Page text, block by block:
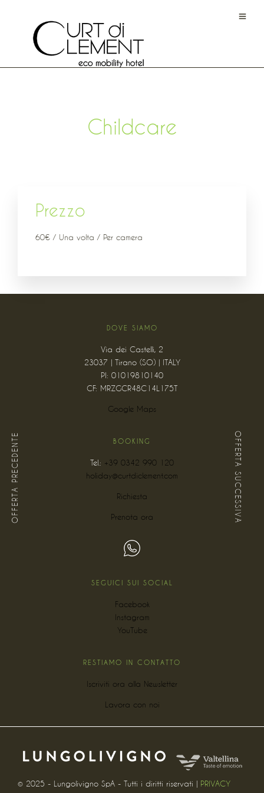
Childcare
Prezzo
60€ / Una volta / Per camera
OFFERTA PRECEDENTE OFFERTA SUCCESSIVA
DOVE SIAMO
Via dei Castelli, 2
23037 | Tirano (SO) | ITALY
PI: 01019810140
CF: MRZGCR48C14L175T
Google Maps
BOOKING
Tel.: +39 0342 990 120
holiday@curtdiclement.com
Richiesta
Prenota ora
SEGUICI SUI SOCIAL
Facebook
Instagram
YouTube
RESTIAMO IN CONTATTO
Iscriviti ora alla Newsletter
Lavora con noi
© 2025 - Lungolivigno SpA - Tutti i diritti riservati | PRIVACY